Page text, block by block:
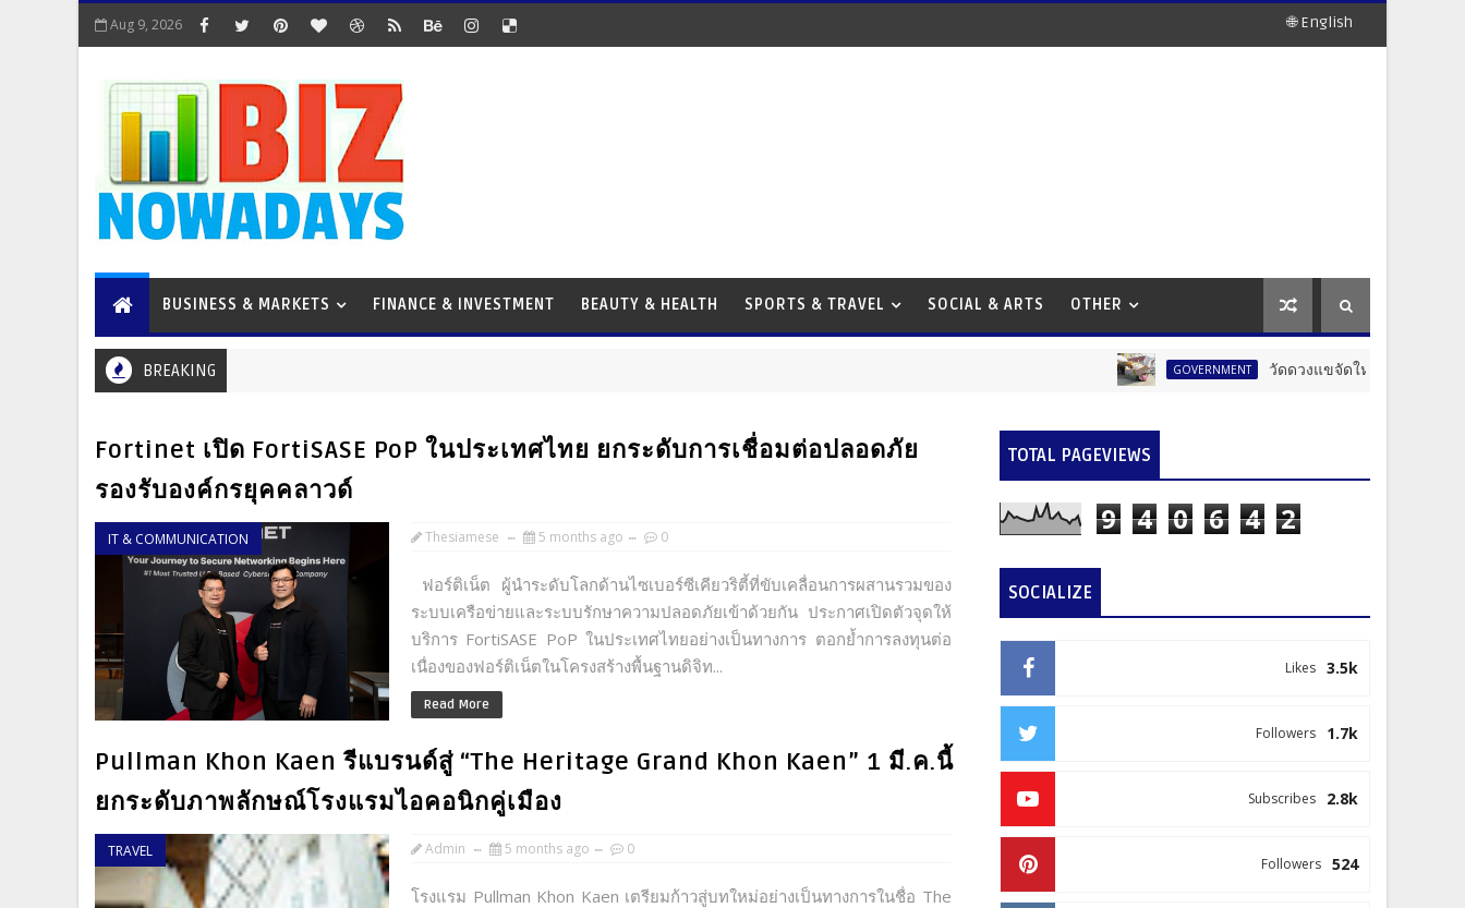
Aug 9, 2026 🌐 English
BUSINESS & MARKETS FINANCE & INVESTMENT BEAUTY & HEALTH SPORTS & TRAVEL SOCIAL & ARTS OTHER
BREAKING GOVERNMENT วัดดวงแขจัดใหญ่! งานแห่เทียนพรรษ
Fortinet เปิด FortiSASE PoP ในประเทศไทย ยกระดับการเชื่อมต่อปลอดภัย
รองรับองค์กรยุคคลาวด์
IT & COMMUNICATION Thesiamese 5 months ago 0
ฟอร์ติเน็ต ผู้นำระดับโลกด้านไซเบอร์ซีเคียวริตี้ที่ขับเคลื่อนการผสานรวมของ
ระบบเครือข่ายและระบบรักษาความปลอดภัยเข้าด้วยกัน ประกาศเปิดตัวจุดให้
บริการ FortiSASE PoP ในประเทศไทยอย่างเป็นทางการ ตอกย้ำการลงทุนต่อ
เนื่องของฟอร์ติเน็ตในโครงสร้างพื้นฐานดิจิท...
Read More
Pullman Khon Kaen รีแบรนด์สู่ “The Heritage Grand Khon Kaen” 1 มี.ค.นี้
ยกระดับภาพลักษณ์โรงแรมไอคอนิกคู่เมือง
TRAVEL Admin 5 months ago 0
โรงแรม Pullman Khon Kaen เตรียมก้าวสู่บทใหม่อย่างเป็นทางการในชื่อ The
TOTAL PAGEVIEWS
9 4 0 6 4 2
SOCIALIZE
3.5k
Likes
1.7k
Followers
2.8k
Subscribes
524
Followers